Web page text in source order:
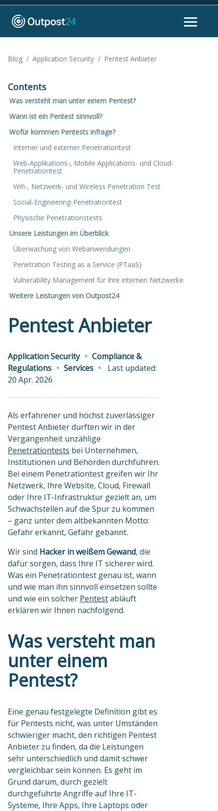
Blog / Application Security / Pentest Anbieter
Contents
Was versteht man unter einem Pentest?
Wann ist ein Pentest sinnvoll?
Wofür kommen Pentests infrage?
Interner und externer Penetrationtest
Web-Applikations-, Mobile Applications- und Cloud-
Penetrationtest
Wifi-, Netzwerk- und Wireless Penetration Test
Social-Engineering-Penetrationtest
Physische Penetrationstests
Unsere Leistungen im Überblick
Überwachung von Webanwendungen
Penetration Testing as a Service (PTaaS)
Vulnerability Management für Ihre internen Netzwerke
Weitere Leistungen von Outpost24
Pentest Anbieter
Application Security
Compliance &
Regulations
Services
Last updated:
20 Apr. 2026
Als erfahrener und höchst zuverlässiger
Pentest Anbieter durften wir in der
Vergangenheit unzählige
Penetrationtests bei Unternehmen,
Institutionen und Behörden durchführen.
Bei einem Penetrationtest greifen wir Ihr
Netzwerk, Ihre Website, Cloud, Firewall
oder Ihre IT-Infrastruktur gezielt an, um
Schwachstellen auf die Spur zu kommen
– ganz unter dem altbekannten Motto:
Gefahr erkannt, Gefahr gebannt.
Wir sind Hacker in weißem Gewand, die
dafür sorgen, dass Ihre IT sicherer wird.
Was ein Penetrationtest genau ist, wann
und wie man ihn sinnvoll einsetzen sollte
und wie ein solcher Pentestabläuft
erklären wir Ihnen nachfolgend.
Was versteht man
unter einem
Pentest?
Eine genau festgelegte Definition gibt es
für Pentests nicht, was unter Umständen
schwieriger macht, den richtigen Pentest
Anbieter zu finden, da die Leistungen
sehr unterschiedlich und damit schwer
vergleichbar sein können. Es geht im
Grund darum, durch gezielt
durchgeführte Angriffe auf Ihre IT-
Systeme, Ihre Apps, Ihre Laptops oder